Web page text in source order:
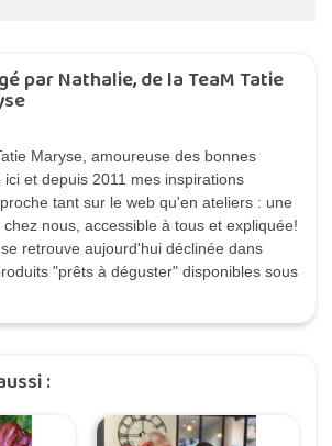
par Nathalie, de la TeaM Tatie
Maryse, amoureuse des bonnes
et depuis 2011 mes inspirations
tant sur le web qu'en ateliers : une
nous, accessible à tous et expliquée!
retrouve aujourd'hui déclinée dans
"prêts à déguster" disponibles sous
: